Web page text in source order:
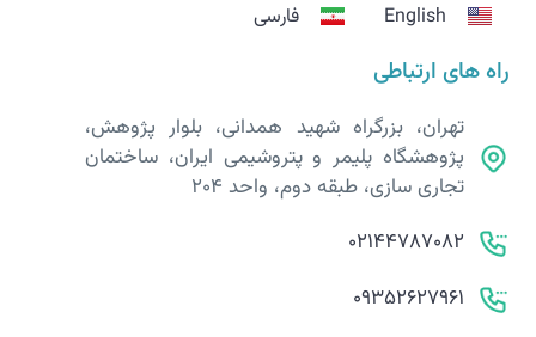
English فارسی
راه های ارتباطی
تهران، بزرگراه شهید همدانی، بلوار پژوهش،
پژوهشگاه پلیمر و پتروشیمی ایران، ساختمان
تجاری سازی، طبقه دوم، واحد 204
02144787082
09352627961